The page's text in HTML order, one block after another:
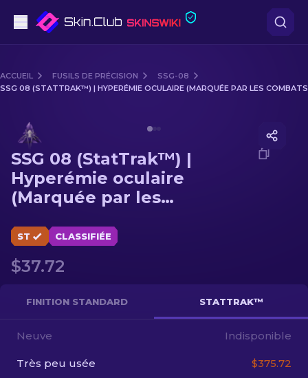
Milieu de gamme
Fusils de Précision
Couteaux
Gants
Caisses
Autre
FR
ACCUEIL FUSILS DE PRÉCISION
SSG-08
SSG 08 (STATTRAK™) | HYPERÉMIE OCULAIRE (MARQUÉE PAR LES
SSG 08 (StatTrak™) |
Hyperémie oculaire
(Marquée par les
ST CLASSIFIÉE
$37.72
FINITION STANDARD STATTRAK™
Neuve Indisponible
Très peu usée $375.72